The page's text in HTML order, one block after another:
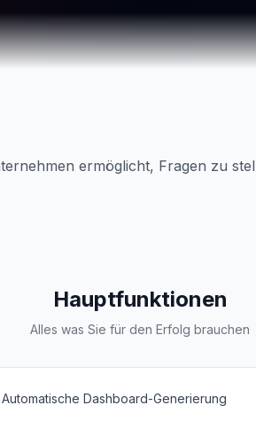
ermöglicht, Fragen zu
Hauptfunktionen
Alles was Sie für den Erfolg brauchen
Automatische Dashboard-Generierung